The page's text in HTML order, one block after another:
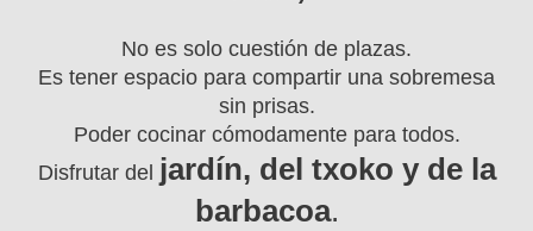
No es solo cuestión de plazas.
Es tener espacio para compartir una sobremesa
sin prisas.
Poder cocinar cómodamente para todos.
Disfrutar del jardín, del txoko y de la
barbacoa.